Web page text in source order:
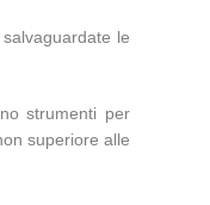
le
strumenti per
superiore alle